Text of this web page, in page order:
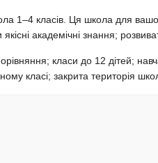
1–4 класів. Ця школа для
академічні знання;
класи до 12 дітей;
класі; закрита територія